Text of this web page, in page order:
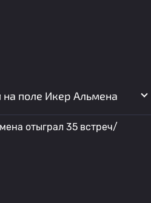
поле Икер Альмена
отыграл 35 встреч/